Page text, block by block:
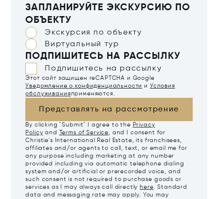
ЗАПЛАНИРУЙТЕ ЭКСКУРСИЮ ПО
ОБЪЕКТУ
Экскурсия по объекту
Виртуальный тур
ПОДПИШИТЕСЬ НА РАССЫЛКУ
Подпишитесь на рассылку
Этот сайт защищен reCAPTCHA и Google
Уведомление о конфиденциальности и Условия
обслуживанияприменяются.
Представлять на рассмотрение
By clicking "Submit" I agree to the Privacy
Policy and Terms of Service, and I consent for
Christie's International Real Estate, its franchisees,
affiliates and/or agents to call, text, or email me for
any purpose including marketing at any number
provided including via automatic telephone dialing
system and/or artificial or prerecorded voice, and
such consent is not required to purchase goods or
services as I may always call directly here. Standard
data and messaging rate may apply. You may